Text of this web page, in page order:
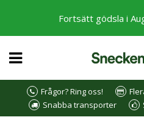
Fortsätt gödsla i
Frågor? Ring oss!
Snabba transporter